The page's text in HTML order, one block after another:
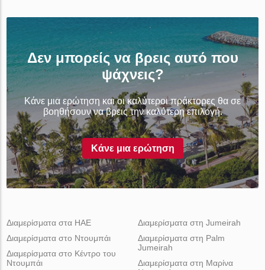
Δεν μπορείς να βρεις αυτό που
ψάχνεις?
Κάνε μια ερώτηση και οι καλύτεροι πράκτορες θα σε
βοηθήσουν να βρεις την καλύτερη επιλογή.
Κάνε μια ερώτηση
Διαμερίσματα στα ΗΑΕ
Διαμερίσματα στο Ντουμπάι
Διαμερίσματα στο Κέντρο του
Ντουμπάι
Διαμερίσματα στη Jumeirah
Διαμερίσματα στη Palm
Jumeirah
Διαμερίσματα στη Μαρίνα